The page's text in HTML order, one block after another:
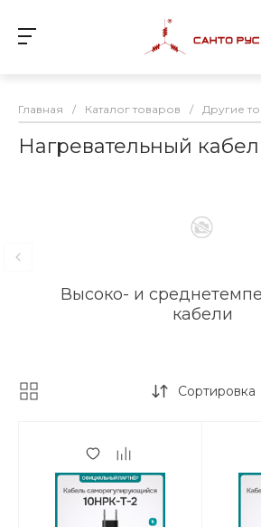
Главная / Каталог товаров / Другие
Нагревательный
Высоко- и
кабели
Сортировка